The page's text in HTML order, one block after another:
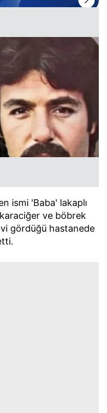
ismi 'Baba' lakaplı
ve böbrek
gördüğü hastanede